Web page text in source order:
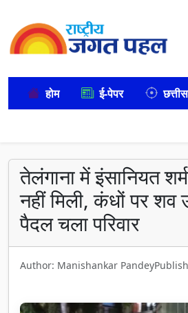
होम ई-पेपर
तेलंगाना में इंसानियत
नहीं मिली, कंधों पर शव
पैदल चला परिवार
Author: Manishankar Pandey